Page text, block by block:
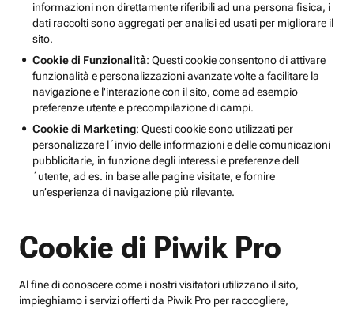
informazioni non direttamente riferibili ad una persona fisica, i
dati raccolti sono aggregati per analisi ed usati per migliorare il
sito.
Cookie di Funzionalità: Questi cookie consentono di attivare
funzionalità e personalizzazioni avanzate volte a facilitare la
navigazione e l'interazione con il sito, come ad esempio
preferenze utente e precompilazione di campi.
Cookie di Marketing: Questi cookie sono utilizzati per
personalizzare l´invio delle informazioni e delle comunicazioni
pubblicitarie, in funzione degli interessi e preferenze dell
´utente, ad es. in base alle pagine visitate, e fornire
un’esperienza di navigazione più rilevante.
Cookie di Piwik Pro
Al fine di conoscere come i nostri visitatori utilizzano il sito,
impieghiamo i servizi offerti da Piwik Pro per raccogliere,